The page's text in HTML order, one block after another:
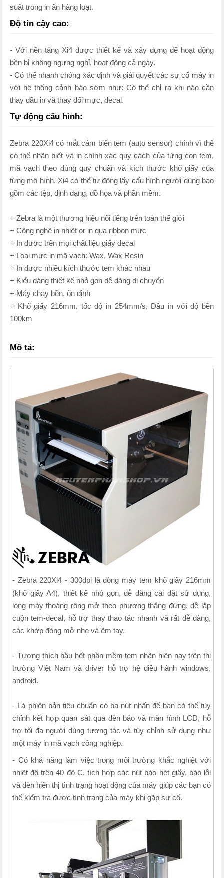
suất trong in ấn hàng loạt.
Độ tin cậy cao:
- Với nền tảng Xi4 được thiết kế và xây dựng để hoạt động
bền bỉ không ngưng nghỉ, hoạt động cả ngày.
- Có thể nhanh chóng xác định và giải quyết các sự cố máy in
với hệ thống cảnh báo sớm như: Có thể chỉ ra khi nào cần
thay đầu in và thay đổi mực, decal.
Tự động cấu hình:
Zebra 220Xi4 có mắt cảm biến tem (auto sensor) chính vì thế
có thể nhận biết và in chính xác quy cách của từng con tem,
mã vạch theo đúng quy chuẩn và kích thước khổ giấy của
từng mô hình. Xi4 có thể tự động lấy cấu hình người dùng bao
gồm các tệp, định dạng, đồ họa và phần mềm.
+ Zebra là một thương hiệu nổi tiếng trên toàn thế giới
+ Công nghệ in nhiệt or in qua ribbon mực
+ In đươc trên mọi chất liệu giấy decal
+ Loại mực in mã vạch: Wax, Wax Resin
+ In được nhiều kích thước tem khác nhau
+ Kiểu dáng thiết kế nhỏ gọn dễ dàng di chuyển
+ Máy chạy bền, ổn định
+ Khổ giấy 216mm, tốc độ in 254mm/s, Đầu in với độ bền
100km
Mô tả:
- Zebra 220Xi4 - 300dpi là dòng máy tem khổ giấy 216mm
(khổ giấy A4), thiết kế nhỏ gọn, dễ dàng cài đặt sử dụng,
lòng máy thoáng rộng mở theo phương thẳng đứng, dễ lắp
cuộn tem-decal, hỗ trợ thay thao tác nhanh và rất dễ dàng,
các khớp đóng mở nhẹ và êm tay.
- Tương thích hầu hết phần mềm tem nhãn hiện nay trên thị
trường Việt Nam và driver hỗ trợ hệ diều hành windows,
android.
- Là phiên bản tiêu chuẩn có ba nút nhấn để bạn có thể tùy
chỉnh kết hợp quan sát qua đèn báo và màn hình LCD, hỗ
trợ tối đa người dùng tương tác và tùy chỉnh sử dụng như
một máy in mã vạch công nghiệp.
- Có khả năng làm việc trong môi trường khắc nghiệt với
nhiệt độ trên 40 độ C, tích hợp các nút bào hét giấy, báo lỗi
và đèn hiển thị tình trạng hoạt động của máy giúp các bạn có
thể kiểm tra được tình trạng của máy khi gặp sự cố.